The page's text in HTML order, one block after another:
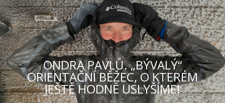
ONDRA PAVLŮ. „BÝVALÝ“
ORIENTAČNÍ BĚŽEC, O KTERÉM
JEŠTĚ HODNĚ USLYŠÍME!